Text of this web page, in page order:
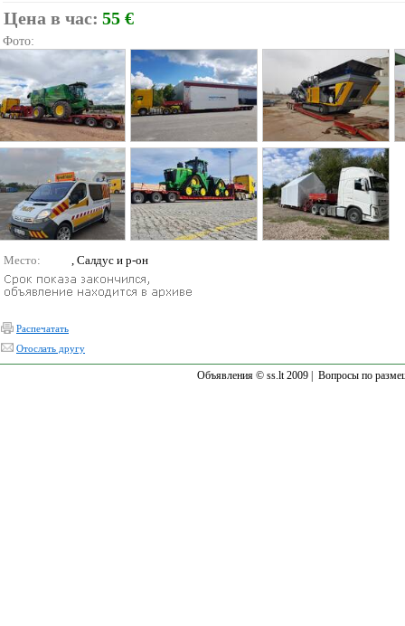
Цена в час: 55 €
Фото:
Место: , Салдус и р-он
Распечатать
Отослать другу
Объявления © ss.lt 2009 | Вопросы по